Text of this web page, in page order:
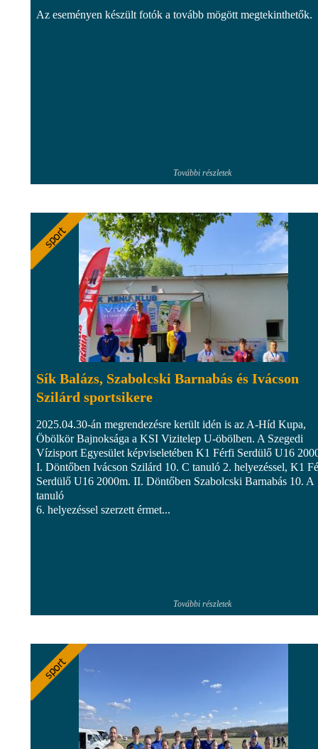
Az eseményen készült fotók a tovább mögött megtekinthetők.
További részletek
Sík Balázs, Szabolcski Barnabás és Ivácson
Szilárd sportsikere
2025.04.30-án megrendezésre került idén is az A-Híd Kupa,
Öbölkör Bajnoksága a KSI Vizitelep U-öbölben. A Szegedi
Vízisport Egyesület képviseletében K1 Férfi Serdülő U16
I. Döntőben Ivácson Szilárd 10. C tanuló 2. helyezéssel, K1
Serdülő U16 2000m. II. Döntőben Szabolcski Barnabás 10. A
tanuló
6. helyezéssel szerzett érmet...
További részletek